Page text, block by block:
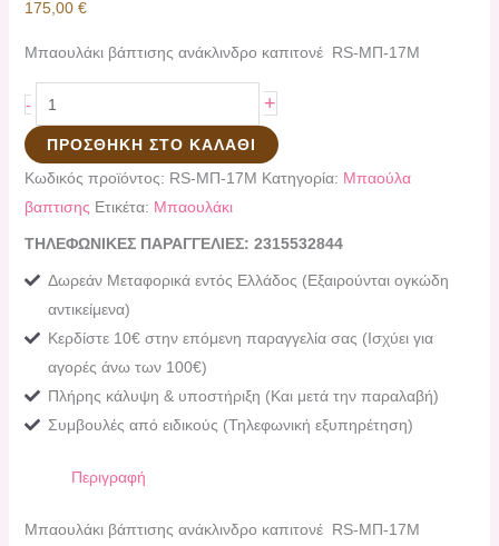
175,00 €
Μπαουλάκι βάπτισης ανάκλινδρο καπιτονέ RS-MΠ-17Μ
- +
ΠΡΟΣΘΉΚΗ ΣΤΟ ΚΑΛΆΘΙ
Κωδικός προϊόντος: RS-MΠ-17Μ Κατηγορία: Μπαούλα
βαπτισης Ετικέτα: Μπαουλάκι
ΤΗΛΕΦΩΝΙΚΕΣ ΠΑΡΑΓΓΕΛΙΕΣ: 2315532844
Δωρεάν Μεταφορικά εντός Ελλάδος (Εξαιρούνται ογκώδη
αντικείμενα)
Κερδίστε 10€ στην επόμενη παραγγελία σας (Ισχύει για
αγορές άνω των 100€)
Πλήρης κάλυψη & υποστήριξη (Και μετά την παραλαβή)
Συμβουλές από ειδικούς (Τηλεφωνική εξυπηρέτηση)
Περιγραφή
Μπαουλάκι βάπτισης ανάκλινδρο καπιτονέ RS-MΠ-17Μ